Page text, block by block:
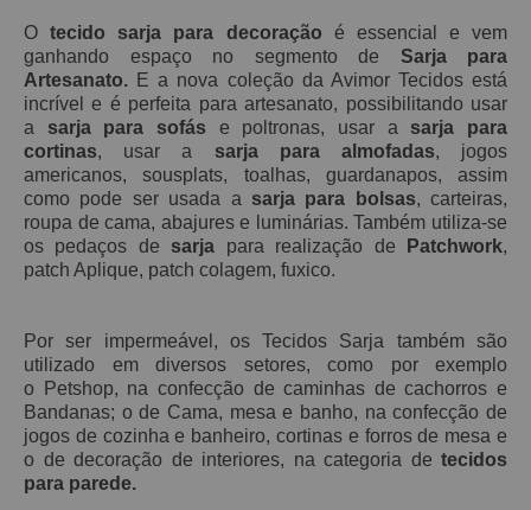
Otecido sarja para decoração é essencial e vem
ganhando espaço no segmento de Sarja para
Artesanato. E a nova coleção da Avimor Tecidos está
incrível e é perfeita para artesanato, possibilitando usar
a sarja para sofás e poltronas, usar a sarja para
cortinas, usar a sarja para almofadas, jogos
americanos, sousplats, toalhas, guardanapos, assim
como pode ser usada a sarja para bolsas, carteiras,
roupa de cama, abajures e luminárias. Também utiliza-se
os pedaços de sarja para realização de Patchwork,
patch Aplique, patch colagem, fuxico.
Por ser impermeável, os Tecidos Sarja também são
utilizado em diversos setores, como por exemplo
o Petshop, na confecção de caminhas de cachorros e
Bandanas; o de Cama, mesa e banho, na confecção de
jogos de cozinha e banheiro, cortinas e forros de mesa e
o de decoração de interiores, na categoria de tecidos
para parede.